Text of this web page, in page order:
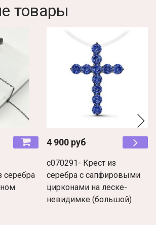
товары
серебра
4 900 руб
с070291- Крест из
серебра с сапфировыми
цирконами на леске-
невидимке (большой)